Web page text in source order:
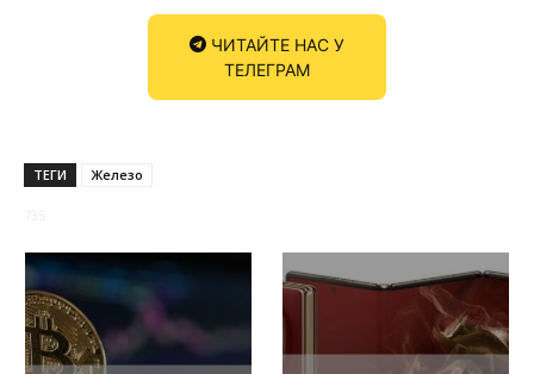
ЧИТАЙТЕ НАС У
ТЕЛЕГРАМ
ТЕГИ Железо